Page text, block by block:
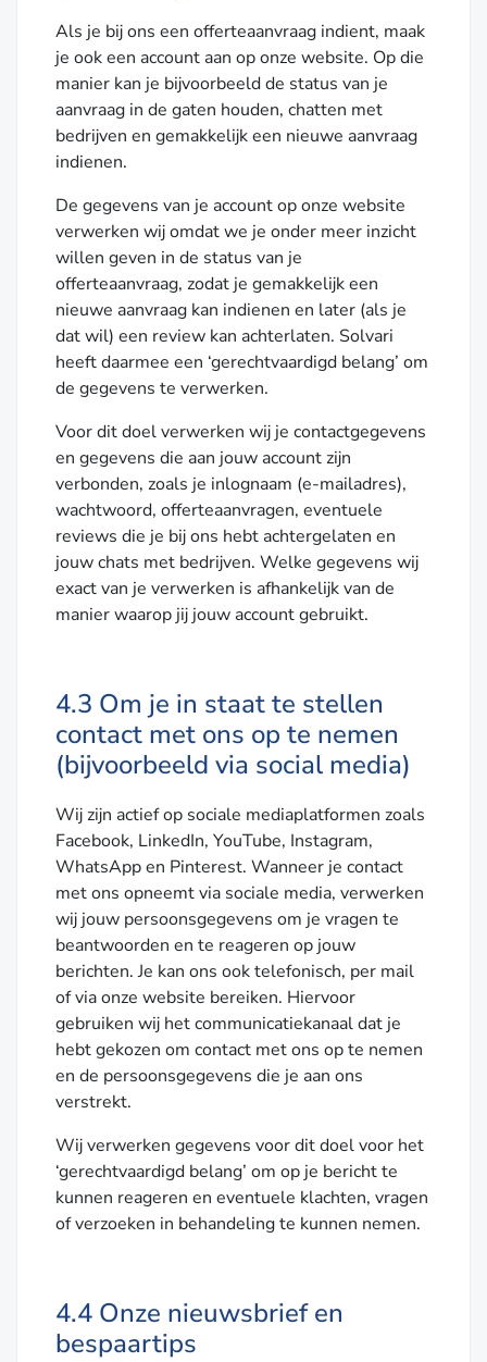
Als je bij ons een offerteaanvraag indient, maak
je ook een account aan op onze website. Op die
manier kan je bijvoorbeeld de status van je
aanvraag in de gaten houden, chatten met
bedrijven en gemakkelijk een nieuwe aanvraag
indienen.
De gegevens van je account op onze website
verwerken wij omdat we je onder meer inzicht
willen geven in de status van je
offerteaanvraag, zodat je gemakkelijk een
nieuwe aanvraag kan indienen en later (als je
dat wil) een review kan achterlaten. Solvari
heeft daarmee een ‘gerechtvaardigd belang’ om
de gegevens te verwerken.
Voor dit doel verwerken wij je contactgegevens
en gegevens die aan jouw account zijn
verbonden, zoals je inlognaam (e-mailadres),
wachtwoord, offerteaanvragen, eventuele
reviews die je bij ons hebt achtergelaten en
jouw chats met bedrijven. Welke gegevens wij
exact van je verwerken is afhankelijk van de
manier waarop jij jouw account gebruikt.
4.3 Om je in staat te stellen
contact met ons op te nemen
(bijvoorbeeld via social media)
Wij zijn actief op sociale mediaplatformen zoals
Facebook, LinkedIn, YouTube, Instagram,
WhatsApp en Pinterest. Wanneer je contact
met ons opneemt via sociale media, verwerken
wij jouw persoonsgegevens om je vragen te
beantwoorden en te reageren op jouw
berichten. Je kan ons ook telefonisch, per mail
of via onze website bereiken. Hiervoor
gebruiken wij het communicatiekanaal dat je
hebt gekozen om contact met ons op te nemen
en de persoonsgegevens die je aan ons
verstrekt.
Wij verwerken gegevens voor dit doel voor het
‘gerechtvaardigd belang’ om op je bericht te
kunnen reageren en eventuele klachten, vragen
of verzoeken in behandeling te kunnen nemen.
4.4 Onze nieuwsbrief en
bespaartips